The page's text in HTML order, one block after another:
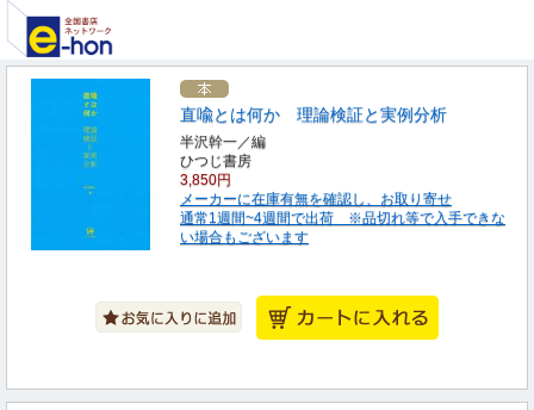
直喩とは何か 理論検証と実例分析
半沢幹一／編
ひつじ書房
3,850円
メーカーに在庫有無を確認し、お取り寄せ
通常1週間~4週間で出荷 ※品切れ等で入手できな
い場合もございます